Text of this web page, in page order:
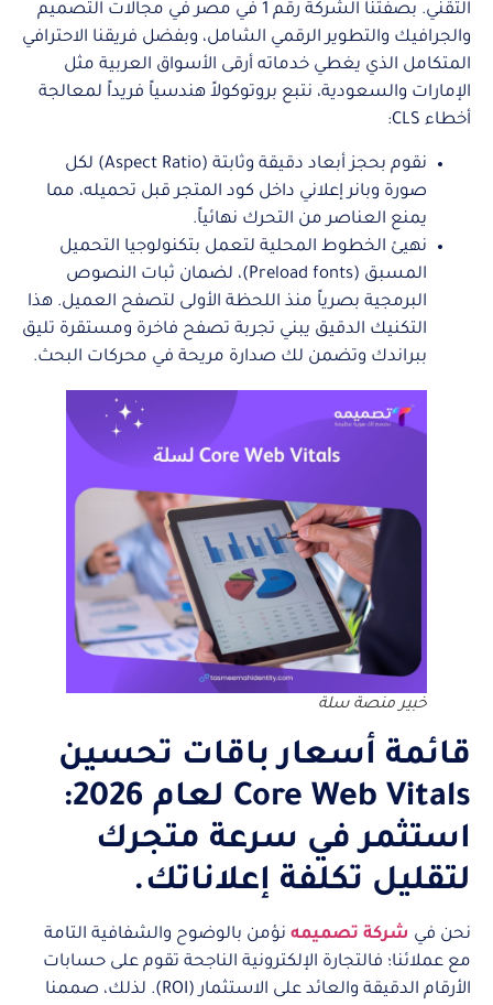
التقني. بصفتنا الشركة رقم 1 في مصر في مجالات التصميم
والجرافيك والتطوير الرقمي الشامل، وبفضل فريقنا الاحترافي
المتكامل الذي يغطي خدماته أرقى الأسواق العربية مثل
الإمارات والسعودية، نتبع بروتوكولاً هندسياً فريداً لمعالجة
أخطاء CLS:
نقوم بحجز أبعاد دقيقة وثابتة (Aspect Ratio) لكل
صورة وبانر إعلاني داخل كود المتجر قبل تحميله، مما
يمنع العناصر من التحرك نهائياً.
نهيئ الخطوط المحلية لتعمل بتكنولوجيا التحميل
المسبق (Preload fonts)، لضمان ثبات النصوص
البرمجية بصرياً منذ اللحظة الأولى لتصفح العميل. هذا
التكنيك الدقيق يبني تجربة تصفح فاخرة ومستقرة تليق
ببراندك وتضمن لك صدارة مريحة في محركات البحث.
خبير منصة سلة
قائمة أسعار باقات تحسين
Core Web Vitals لعام 2026:
استثمر في سرعة متجرك
لتقليل تكلفة إعلاناتك.
نحن في شركة تصميمه نؤمن بالوضوح والشفافية التامة
مع عملائنا؛ فالتجارة الإلكترونية الناجحة تقوم على حسابات
الأرقام الدقيقة والعائد على الاستثمار (ROI). لذلك، صممنا